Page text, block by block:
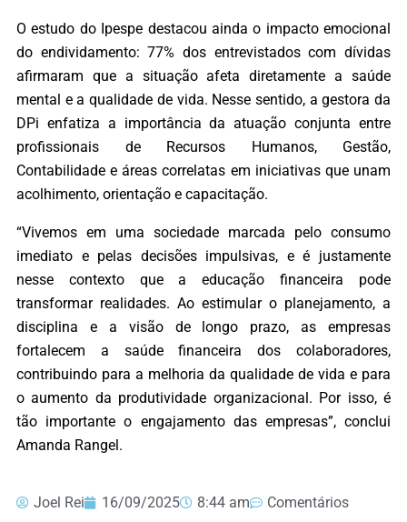
O estudo do Ipespe destacou ainda o impacto emocional
do endividamento: 77% dos entrevistados com dívidas
afirmaram que a situação afeta diretamente a saúde
mental e a qualidade de vida. Nesse sentido, a gestora da
DPi enfatiza a importância da atuação conjunta entre
profissionais de Recursos Humanos, Gestão,
Contabilidade e áreas correlatas em iniciativas que unam
acolhimento, orientação e capacitação.
“Vivemos em uma sociedade marcada pelo consumo
imediato e pelas decisões impulsivas, e é justamente
nesse contexto que a educação financeira pode
transformar realidades. Ao estimular o planejamento, a
disciplina e a visão de longo prazo, as empresas
fortalecem a saúde financeira dos colaboradores,
contribuindo para a melhoria da qualidade de vida e para
o aumento da produtividade organizacional. Por isso, é
tão importante o engajamento das empresas”, conclui
Amanda Rangel.
Joel Rei 16/09/2025 8:44 am Comentários